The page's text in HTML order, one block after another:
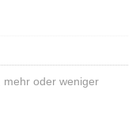
mehr oder weniger